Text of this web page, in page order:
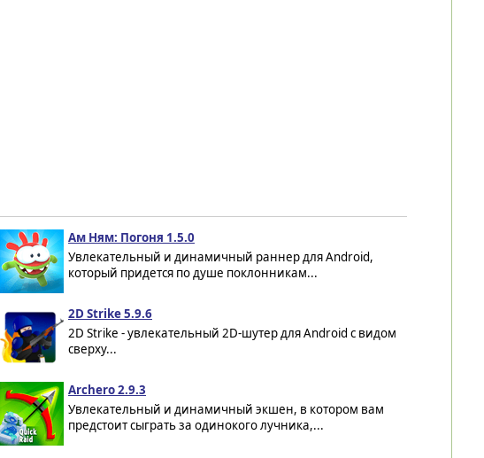
Ам Ням: Погоня 1.5.0
Увлекательный и динамичный раннер для Android,
который придется по душе поклонникам...
2D Strike 5.9.6
2D Strike - увлекательный 2D-шутер для Android с видом
сверху...
Archero 2.9.3
Увлекательный и динамичный экшен, в котором вам
предстоит сыграть за одинокого лучника,...